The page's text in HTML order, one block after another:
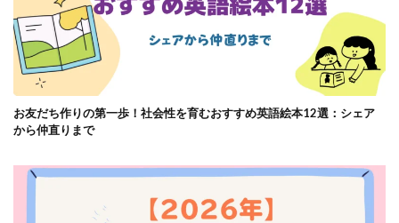
お友だち作りの第一歩！社会性を育むおすすめ英語絵本12選：シェア
から仲直りまで